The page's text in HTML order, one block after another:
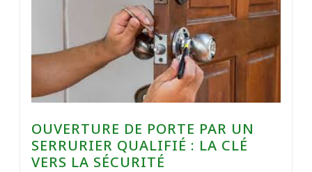
OUVERTURE DE PORTE PAR UN
SERRURIER QUALIFIÉ : LA CLÉ
VERS LA SÉCURITÉ